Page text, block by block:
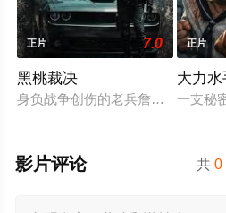
正片 7.0
黑桃裁决
身负战争创伤的老兵詹姆斯·毕肖
正片
大力水
一支秘
共0
影片评论